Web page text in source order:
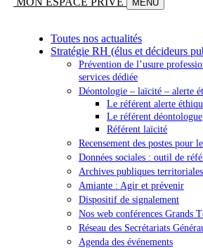
MENU
Toutes nos actualités
Stratégie RH (élus et décideurs
Prévention de l’usure
services dédiée
Déontologie – laïcité – alerte
Le référent alerte
Le référent déontologue
Référent laïcité
Recensement des postes pour
Données sociales : outil de
Archives publiques territoriales
Amiante : Agir et prévenir
Dispositif de signalement
Nos web conférences Grands
Réseau des Secrétariats
Agenda des événements